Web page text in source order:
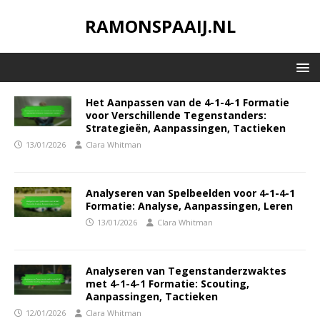
RAMONSPAAIJ.NL
Het Aanpassen van de 4-1-4-1 Formatie
voor Verschillende Tegenstanders:
Strategieën, Aanpassingen, Tactieken
13/01/2026 Clara Whitman
Analyseren van Spelbeelden voor 4-1-4-1
Formatie: Analyse, Aanpassingen, Leren
13/01/2026 Clara Whitman
Analyseren van Tegenstanderzwaktes
met 4-1-4-1 Formatie: Scouting,
Aanpassingen, Tactieken
12/01/2026 Clara Whitman